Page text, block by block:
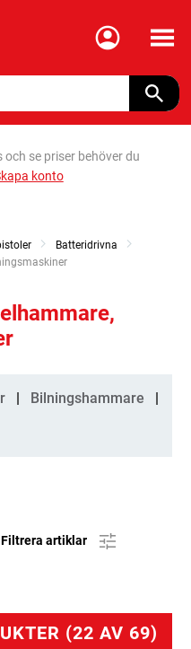
Meny
se priser behöver du
konto
Batteridrivna
Bilningshammare
Filtrera artiklar
(22 AV 69)